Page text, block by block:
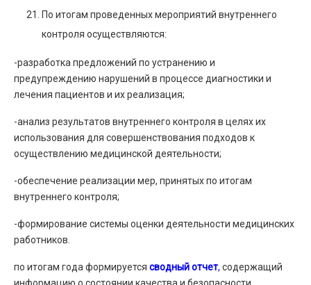
По итогам проведенных мероприятий внутреннего
контроля осуществляются:
-разработка предложений по устранению и
предупреждению нарушений в процессе диагностики и
лечения пациентов и их реализация;
-анализ результатов внутреннего контроля в целях их
использования для совершенствования подходов к
осуществлению медицинской деятельности;
-обеспечение реализации мер, принятых по итогам
внутреннего контроля;
-формирование системы оценки деятельности медицинских
работников.
по итогам года формируется сводный отчет, содержащий